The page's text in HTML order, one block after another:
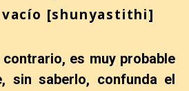
[shunyastithi]
es muy probable
sin saberlo, confunda el